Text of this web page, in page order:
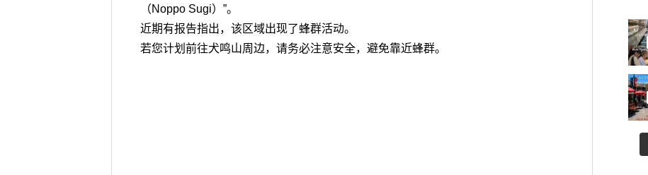
（Noppo Sugi）”。
近期有报告指出，该区域出现了蜂群活动。
若您计划前往犬鸣山周边，请务必注意安全，避免靠近蜂群。